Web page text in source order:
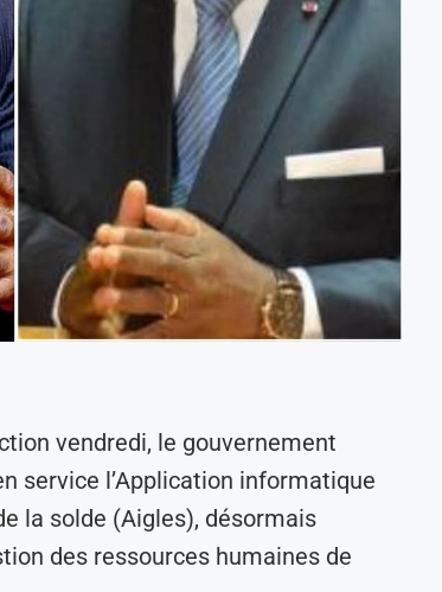
vendredi, le gouvernement
service l’Application informatique
la solde (Aigles), désormais
des ressources humaines de